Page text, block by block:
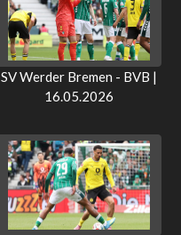
SV Werder Bremen - BVB |
16.05.2026